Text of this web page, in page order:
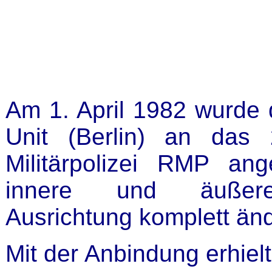
Am 1. April 1982 wurde
Unit (Berlin) an das
Militärpolizei RMP
innere und äußere
Ausrichtung komplett
Mit der Anbindung